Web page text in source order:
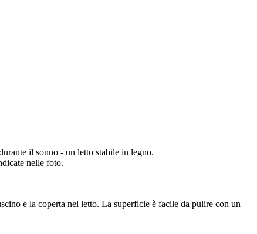
il sonno - un letto stabile in legno.
nelle foto.
e la coperta nel letto. La superficie è facile da pulire con un